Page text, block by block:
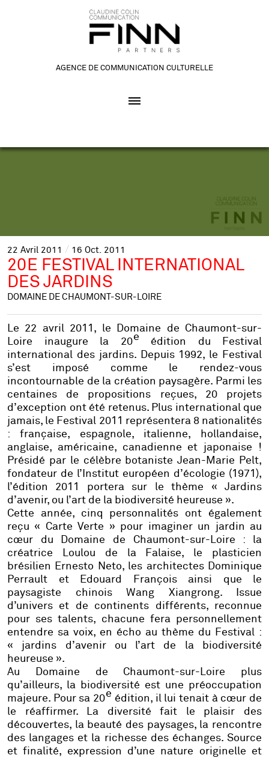
AGENCE DE COMMUNICATION CULTURELLE
22 Avril 2011 16 Oct. 2011
20E FESTIVAL INTERNATIONAL
DES JARDINS
DOMAINE DE CHAUMONT-SUR-LOIRE
Le 22 avril 2011, le Domaine de Chaumont-sur-
Loire inaugure la 20e édition du Festival
international des jardins. Depuis 1992, le Festival
s’est imposé comme le rendez-vous
incontournable de la création paysagère. Parmi les
centaines de propositions reçues, 20 projets
d’exception ont été retenus. Plus international que
jamais, le Festival 2011 représentera 8 nationalités
: française, espagnole, italienne, hollandaise,
anglaise, américaine, canadienne et japonaise !
Présidé par le célèbre botanisteJean-Marie Pelt,
fondateur de l’Institut européen d’écologie (1971),
l’édition 2011 portera sur le thème « Jardins
d’avenir, ou l’art de la biodiversité heureuse ».
Cette année, cinq personnalités ont également
reçu « Carte Verte » pour imaginer un jardin au
cœur du Domaine de Chaumont-sur-Loire : la
créatrice
Loulou de la Falaise, le plasticien
brésilien
Ernesto Neto, les architectes Dominique
Perrault et Edouard Françoisainsi que le
paysagiste chinois Wang Xiangrong. Issue
d’univers et de continents différents, reconnue
pour ses talents, chacune fera personnellement
entendre sa voix, en écho au thème du Festival :
« jardins d’avenir ou l’art de la biodiversité
heureuse ».
Au Domaine de Chaumont-sur-Loire plus
qu’ailleurs, la biodiversité est une préoccupation
majeure. Pour sa 20e édition, il lui tenait à cœur de
le réaffirmer. La diversité fait le plaisir des
découvertes, la beauté des paysages, la rencontre
des langages et la richesse des échanges. Source
et finalité, expression d’une nature originelle et